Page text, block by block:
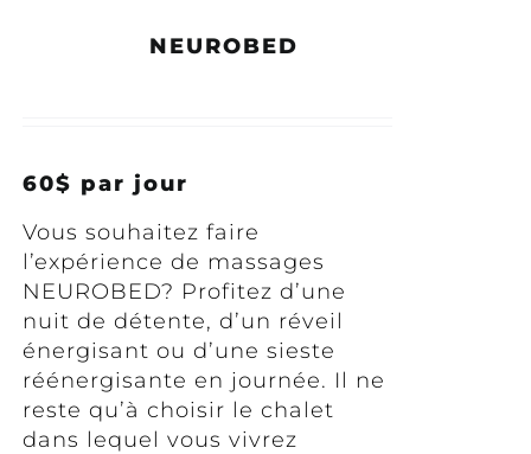
NEUROBED
60$ par jour
Vous souhaitez faire
l’expérience de massages
NEUROBED? Profitez d’une
nuit de détente, d’un réveil
énergisant ou d’une sieste
réénergisante en journée. Il ne
reste qu’à choisir le chalet
dans lequel vous vivrez